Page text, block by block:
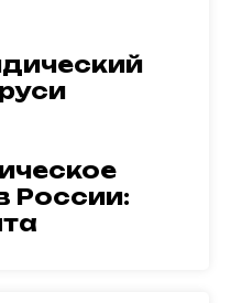
России: